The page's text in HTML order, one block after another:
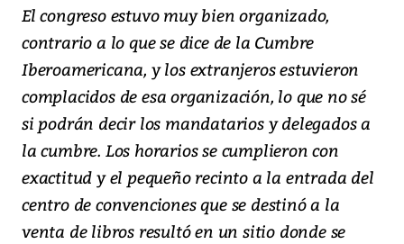
El congreso estuvo muy bien organizado,
contrario a lo que se dice de la Cumbre
Iberoamericana, y los extranjeros estuvieron
complacidos de esa organización, lo que no sé
si podrán decir los mandatarios y delegados a
la cumbre. Los horarios se cumplieron con
exactitud y el pequeño recinto a la entrada del
centro de convenciones que se destinó a la
venta de libros resultó en un sitio donde se